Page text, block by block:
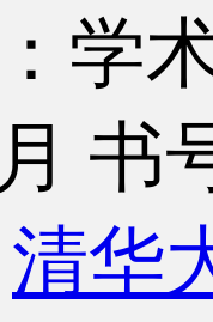
学
书
清华